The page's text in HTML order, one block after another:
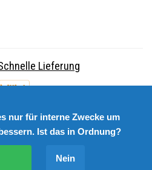
Lieferung
nur für interne Zwecke um
Ist das in Ordnung?
Nein